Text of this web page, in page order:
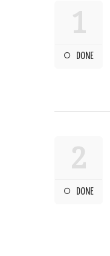
1
DONE
2
DONE